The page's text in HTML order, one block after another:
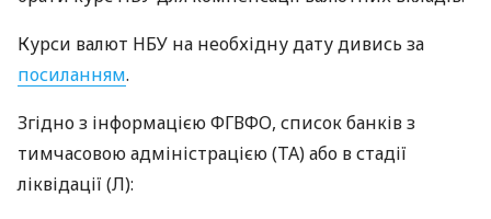
Курси валют НБУ на необхідну дату дивись за
посиланням.
Згідно з інформацієюФГВФО, список банків з
тимчасовою адміністрацією (ТА) або в стадії
ліквідації (Л):